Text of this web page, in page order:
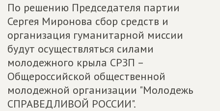
По решению Председателя партии
Сергея Миронова сбор средств и
организация гуманитарной миссии
будут осуществляться силами
молодежного крыла СРЗП –
Общероссийской общественной
молодежной организации "Молодежь
СПРАВЕДЛИВОЙ РОССИИ".